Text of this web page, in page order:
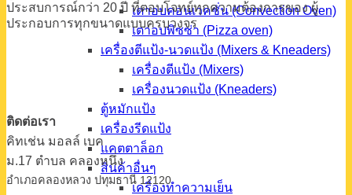
เตาอบคอนเวคชั่น (Convection Oven)
เตาอบพิซซ่า (Pizza oven)
เครื่องตีแป้ง-นวดแป้ง (Mixers & Kneaders)
เครื่องตีแป้ง (Mixers)
เครื่องนวดแป้ง (Kneaders)
ตู้หมักแป้ง
เครื่องรีดแป้ง
แคตตาล็อก
สินค้าอื่นๆ
เครื่องทำความเย็น
ประสบการณ์กว่า 20 ปี ที่ตอบโจทย์ทุกความต้องการของ ผู้
ประกอบการทุกขนาดแบบครบวงจร
ติดต่อเรา
คิทเช่น มอลล์ เบค
ม.17 ตําบล คลองหนึ่ง
อําเภอคลองหลวง ปทุมธานี 12120